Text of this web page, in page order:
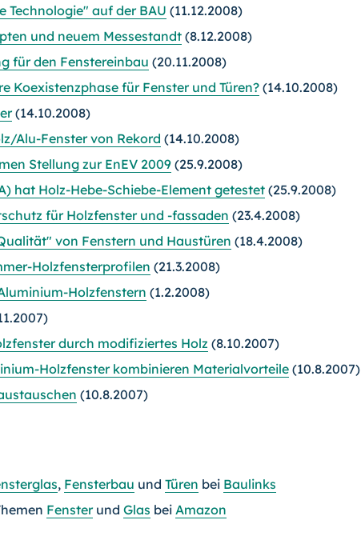
Technologie" auf der BAU (11.12.2008)
und neuem Messestandt (8.12.2008)
für den Fenstereinbau (20.11.2008)
Koexistenzphase für Fenster und Türen? (14.10.2008)
(14.10.2008)
Alu-Fenster von Rekord (14.10.2008)
Stellung zur EnEV 2009(25.9.2008)
hat Holz-Hebe-Schiebe-Element getestet (25.9.2008)
für Holzfenster und -fassaden (23.4.2008)
von Fenstern und Haustüren (18.4.2008)
Holzfensterprofilen (21.3.2008)
Holzfenstern (1.2.2008)
durch modifiziertes Holz (8.10.2007)
Holzfenster kombinieren Materialvorteile (10.8.2007)
(10.8.2007)
, Fensterbau und Türen bei Baulinks
Fensterund Glas bei Amazon